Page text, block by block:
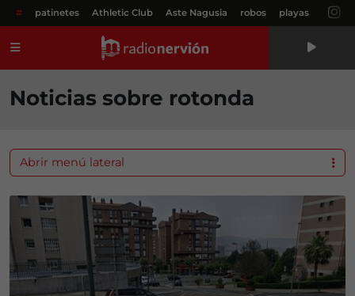
# patinetes Athletic Club Aste Nagusia robos playas
Noticias sobre rotonda
Abrir menú lateral